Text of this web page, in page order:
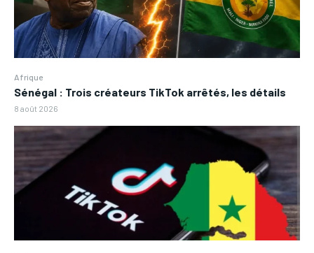
Afrique
Sénégal : Trois créateurs TikTok arrêtés, les détails
8 août 2026